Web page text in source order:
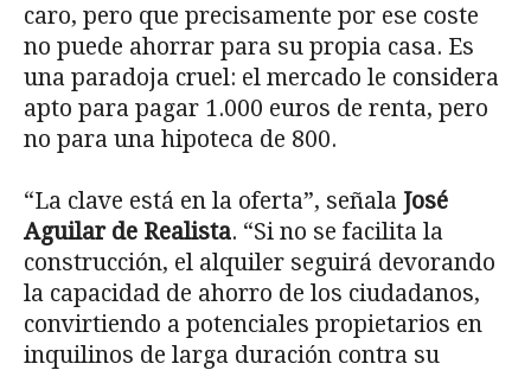
caro, pero que precisamente por ese coste
no puede ahorrar para su propia casa. Es
una paradoja cruel: el mercado le considera
apto para pagar 1.000 euros de renta, pero
no para una hipoteca de 800.
“La clave está en la oferta”, señala José
Aguilar de Realista. “Si no se facilita la
construcción, el alquiler seguirá devorando
la capacidad de ahorro de los ciudadanos,
convirtiendo a potenciales propietarios en
inquilinos de larga duración contra su